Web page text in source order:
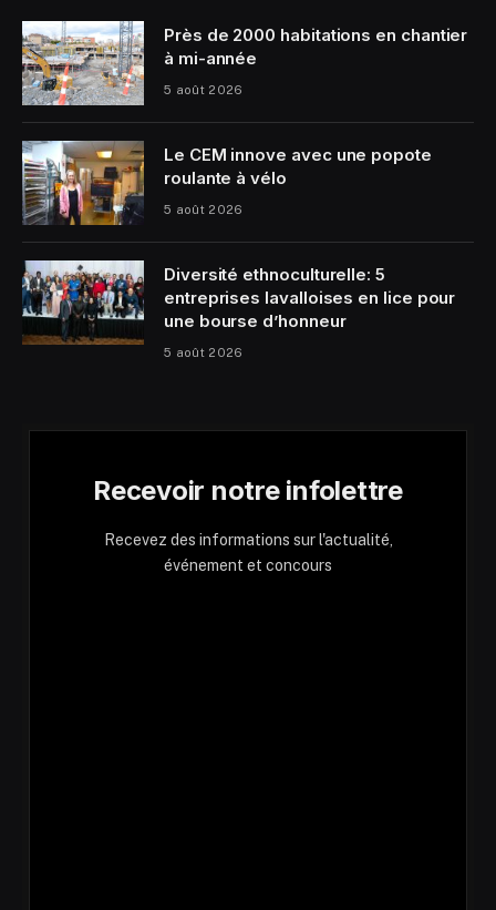
Près de 2000 habitations en chantier
à mi-année
5 août 2026
Le CEM innove avec une popote
roulante à vélo
5 août 2026
Diversité ethnoculturelle: 5
entreprises lavalloises en lice pour
une bourse d’honneur
5 août 2026
Recevoir notre infolettre
Recevez des informations sur l'actualité,
événement et concours